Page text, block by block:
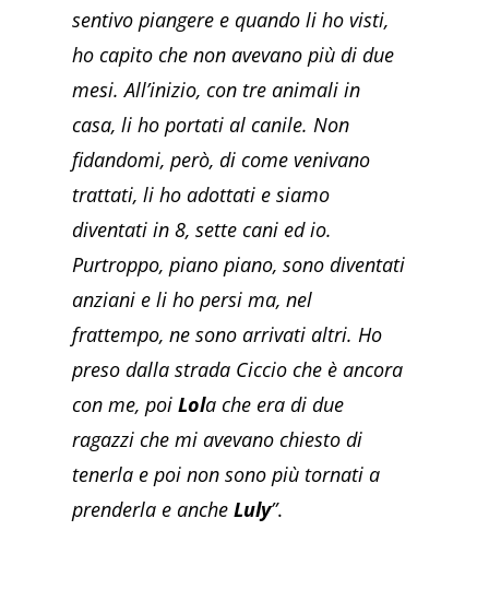
sentivo piangere e quando li ho visti,
ho capito che non avevano più di due
mesi. All’inizio, con tre animali in
casa, li ho portati al canile. Non
fidandomi, però, di come venivano
trattati, li ho adottati e siamo
diventati in 8, sette cani ed io.
Purtroppo, piano piano, sono diventati
anziani e li ho persi ma, nel
frattempo, ne sono arrivati altri. Ho
preso dalla strada Ciccio che è ancora
con me, poiLola che era di due
ragazzi che mi avevano chiesto di
tenerla e poi non sono più tornati a
prenderla e ancheLuly”.